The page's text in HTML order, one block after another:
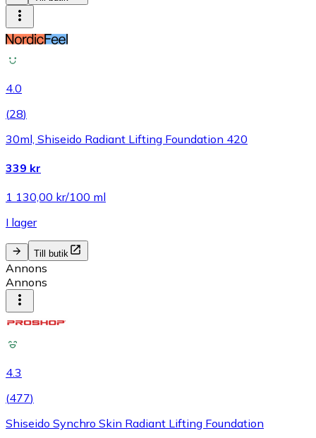
4.0
(28)
30ml, Shiseido Radiant Lifting Foundation 420
339 kr
1 130,00 kr/100 ml
I lager
Till butik
Annons
Annons
4.3
(477)
Shiseido Synchro Skin Radiant Lifting Foundation